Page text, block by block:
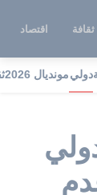
ثقافة اقتصاد
دوليمونديال 2026